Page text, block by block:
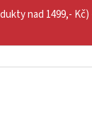
nad 1499,-